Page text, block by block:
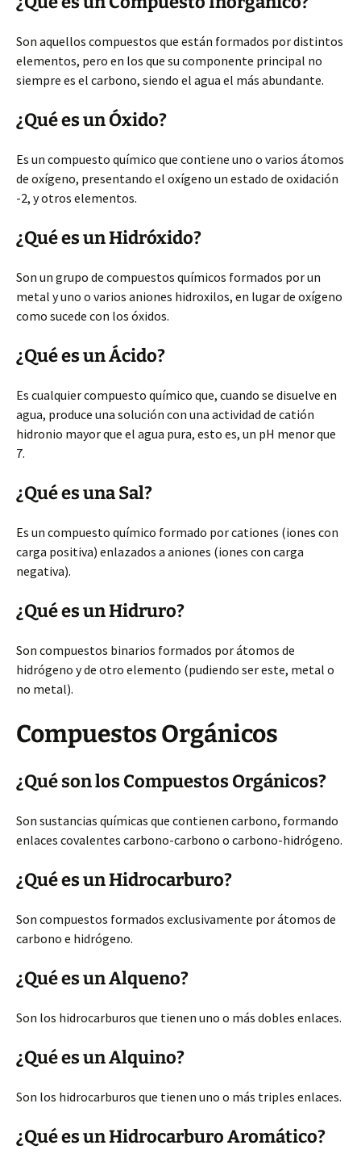
Son aquellos compuestos que están formados por distintos
elementos, pero en los que su componente principal no
siempre es el carbono, siendo el agua el más abundante.
¿Qué es un Óxido?
Es un compuesto químico que contiene uno o varios átomos
de oxígeno, presentando el oxígeno un estado de oxidación
-2, y otros elementos.
¿Qué es un Hidróxido?
Son un grupo de compuestos químicos formados por un
metal y uno o varios aniones hidroxilos, en lugar de oxígeno
como sucede con los óxidos.
¿Qué es un Ácido?
Es cualquier compuesto químico que, cuando se disuelve en
agua, produce una solución con una actividad de catión
hidronio mayor que el agua pura, esto es, un pH menor que
7.
¿Qué es una Sal?
Es un compuesto químico formado por cationes (iones con
carga positiva) enlazados a aniones (iones con carga
negativa).
¿Qué es un Hidruro?
Son compuestos binarios formados por átomos de
hidrógeno y de otro elemento (pudiendo ser este, metal o
no metal).
Compuestos Orgánicos
¿Qué son los Compuestos Orgánicos?
Son sustancias químicas que contienen carbono, formando
enlaces covalentes carbono-carbono o carbono-hidrógeno.
¿Qué es un Hidrocarburo?
Son compuestos formados exclusivamente por átomos de
carbono e hidrógeno.
¿Qué es un Alqueno?
Son los hidrocarburos que tienen uno o más dobles enlaces.
¿Qué es un Alquino?
Son los hidrocarburos que tienen uno o más triples enlaces.
¿Qué es un Hidrocarburo Aromático?